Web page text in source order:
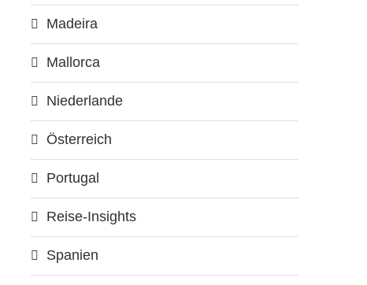
Madeira
Mallorca
Niederlande
Österreich
Portugal
Reise-Insights
Spanien